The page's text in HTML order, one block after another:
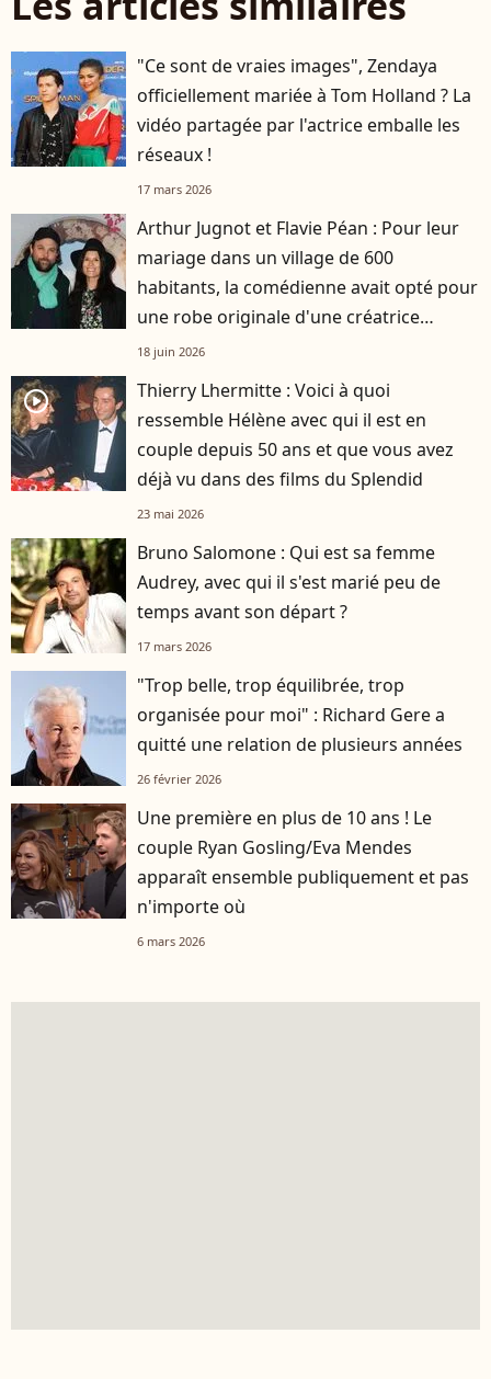
"Ce sont de vraies images", Zendaya
officiellement mariée à Tom Holland ? La
vidéo partagée par l'actrice emballe les
réseaux !
17 mars 2026
Arthur Jugnot et Flavie Péan : Pour leur
mariage dans un village de 600
habitants, la comédienne avait opté pour
une robe originale d'une créatrice
française
18 juin 2026
player2
Thierry Lhermitte : Voici à quoi
ressemble Hélène avec qui il est en
couple depuis 50 ans et que vous avez
déjà vu dans des films du Splendid
23 mai 2026
Bruno Salomone : Qui est sa femme
Audrey, avec qui il s'est marié peu de
temps avant son départ ?
17 mars 2026
"Trop belle, trop équilibrée, trop
organisée pour moi" : Richard Gere a
quitté une relation de plusieurs années
26 février 2026
Une première en plus de 10 ans ! Le
couple Ryan Gosling/Eva Mendes
apparaît ensemble publiquement et pas
n'importe où
6 mars 2026